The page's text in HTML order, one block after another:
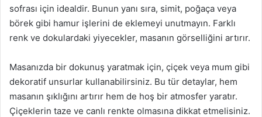
sofrası için idealdir. Bunun yanı sıra, simit, poğaça veya
börek gibi hamur işlerini de eklemeyi unutmayın. Farklı
renk ve dokulardaki yiyecekler, masanın görselliğini artırır.
Masanızda bir dokunuş yaratmak için, çiçek veya mum gibi
dekoratif unsurlar kullanabilirsiniz. Bu tür detaylar, hem
masanın şıklığını artırır hem de hoş bir atmosfer yaratır.
Çiçeklerin taze ve canlı renkte olmasına dikkat etmelisiniz.